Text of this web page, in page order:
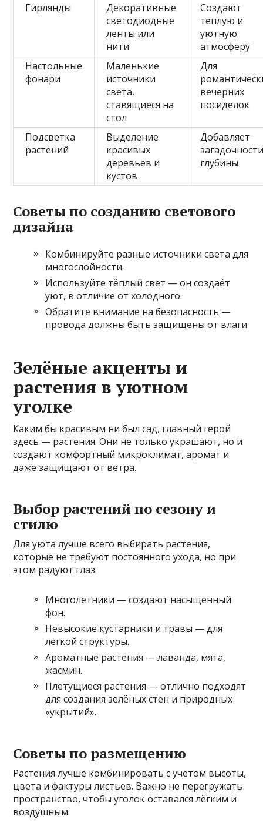
Гирлянды
Декоративные
светодиодные
ленты или
нити
Создают
теплую и
уютную
атмосферу
Настольные
фонари
Маленькие
источники
света,
ставящиеся на
стол
Для
вечерних
посиделок
Подсветка
растений
Выделение
красивых
деревьев и
кустов
Добавляет
глубины
Советы по созданию светового
дизайна
Комбинируйте разные источники света для
многослойности.
Используйте тёплый свет — он создаёт
уют, в отличие от холодного.
Обратите внимание на безопасность —
провода должны быть защищены от влаги.
Зелёные акценты и
растения в уютном
уголке
Каким бы красивым ни был сад, главный герой
здесь — растения. Они не только украшают, но и
создают комфортный микроклимат, аромат и
даже защищают от ветра.
Выбор растений по сезону и
стилю
Для уюта лучше всего выбирать растения,
которые не требуют постоянного ухода, но при
этом радуют глаз:
Многолетники — создают насыщенный
фон.
Невысокие кустарники и травы — для
лёгкой структуры.
Ароматные растения — лаванда, мята,
жасмин.
Плетущиеся растения — отлично подходят
для создания зелёных стен и природных
«укрытий».
Советы по размещению
Растения лучше комбинировать с учетом высоты,
цвета и фактуры листьев. Важно не перегружать
пространство, чтобы уголок оставался лёгким и
воздушным.